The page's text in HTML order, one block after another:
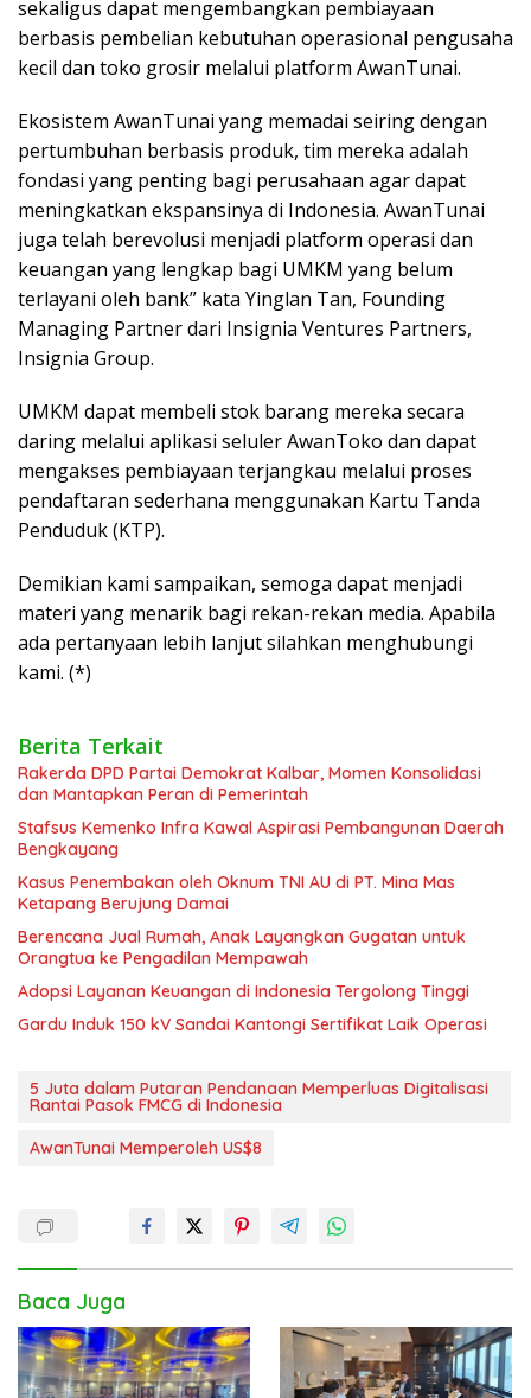
sekaligus dapat mengembangkan pembiayaan
berbasis pembelian kebutuhan operasional pengusaha
kecil dan toko grosir melalui platform AwanTunai.
Ekosistem AwanTunai yang memadai seiring dengan
pertumbuhan berbasis produk, tim mereka adalah
fondasi yang penting bagi perusahaan agar dapat
meningkatkan ekspansinya di Indonesia. AwanTunai
juga telah berevolusi menjadi platform operasi dan
keuangan yang lengkap bagi UMKM yang belum
terlayani oleh bank” kata Yinglan Tan, Founding
Managing Partner dari Insignia Ventures Partners,
Insignia Group.
UMKM dapat membeli stok barang mereka secara
daring melalui aplikasi seluler AwanToko dan dapat
mengakses pembiayaan terjangkau melalui proses
pendaftaran sederhana menggunakan Kartu Tanda
Penduduk (KTP).
Demikian kami sampaikan, semoga dapat menjadi
materi yang menarik bagi rekan-rekan media. Apabila
ada pertanyaan lebih lanjut silahkan menghubungi
kami. (*)
Berita Terkait
Rakerda DPD Partai Demokrat Kalbar, Momen Konsolidasi
dan Mantapkan Peran di Pemerintah
Stafsus Kemenko Infra Kawal Aspirasi Pembangunan Daerah
Bengkayang
Kasus Penembakan oleh Oknum TNI AU di PT. Mina Mas
Ketapang Berujung Damai
Berencana Jual Rumah, Anak Layangkan Gugatan untuk
Orangtua ke Pengadilan Mempawah
Adopsi Layanan Keuangan di Indonesia Tergolong Tinggi
Gardu Induk 150 kV Sandai Kantongi Sertifikat Laik Operasi
5 Juta dalam Putaran Pendanaan Memperluas Digitalisasi
Rantai Pasok FMCG di Indonesia
AwanTunai Memperoleh US$8
Baca Juga